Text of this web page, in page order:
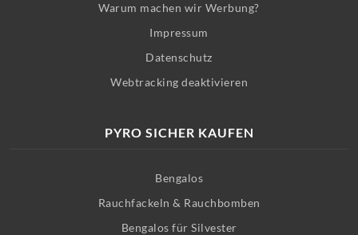
Warum machen wir Werbung?
Impressum
Datenschutz
Webtracking deaktivieren
PYRO SICHER KAUFEN
Bengalos
Rauchfackeln & Rauchbomben
Bengalos für Silvester